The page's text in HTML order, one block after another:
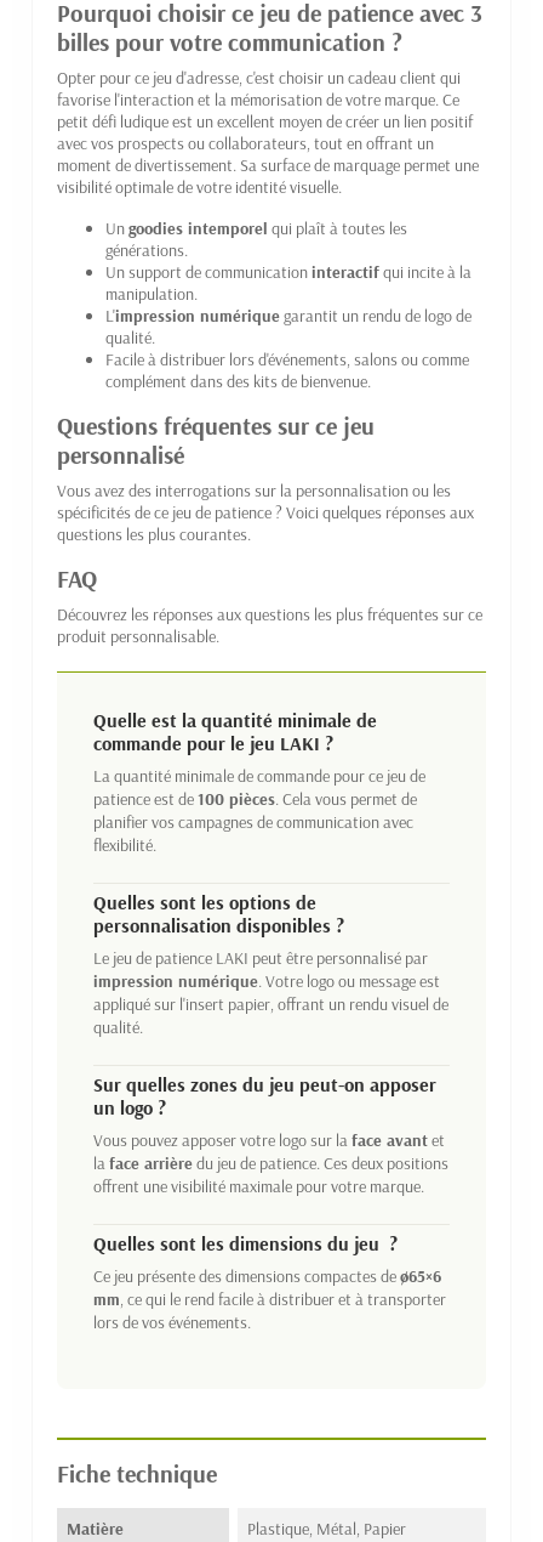
Pourquoi choisir ce jeu de patience avec 3
billes pour votre communication ?
Opter pour ce jeu d'adresse, c'est choisir un cadeau client qui
favorise l'interaction et la mémorisation de votre marque. Ce
petit défi ludique est un excellent moyen de créer un lien positif
avec vos prospects ou collaborateurs, tout en offrant un
moment de divertissement. Sa surface de marquage permet une
visibilité optimale de votre identité visuelle.
Ungoodies intemporel qui plaît à toutes les
générations.
Un support de communicationinteractifqui incite à la
manipulation.
L'impression numériquegarantit un rendu de logo de
qualité.
Facile à distribuer lors d'événements, salons ou comme
complément dans des kits de bienvenue.
Questions fréquentes sur ce jeu
personnalisé
Vous avez des interrogations sur la personnalisation ou les
spécificités de ce jeu de patience ? Voici quelques réponses aux
questions les plus courantes.
FAQ
Découvrez les réponses aux questions les plus fréquentes sur ce
produit personnalisable.
Quelle est la quantité minimale de
commande pour le jeu LAKI ?
La quantité minimale de commande pour ce jeu de
patience est de100 pièces. Cela vous permet de
planifier vos campagnes de communication avec
flexibilité.
Quelles sont les options de
personnalisation disponibles ?
Le jeu de patience LAKI peut être personnalisé par
impression numérique. Votre logo ou message est
appliqué sur l'insert papier, offrant un rendu visuel de
qualité.
Sur quelles zones du jeu peut-on apposer
un logo ?
Vous pouvez apposer votre logo sur laface avantet
laface arrièredu jeu de patience. Ces deux positions
offrent une visibilité maximale pour votre marque.
Quelles sont les dimensions du jeu ?
Ce jeu présente des dimensions compactes deø65×6
mm, ce qui le rend facile à distribuer et à transporter
lors de vos événements.
Fiche technique
Matière Plastique, Métal, Papier